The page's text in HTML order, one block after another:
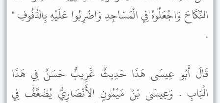
النِّكَاحَ وَاجْعَلُوهُ فِي الْمَسَاجِدِ وَاضْرِبُوا عَلَيْهِ بِالدُّفُوفِ "
.
قَالَ أَبُو عِيسَى هَذَا حَدِيثٌ غَرِيبٌ حَسَنٌ فِي هَذَا
الْبَابِ . وَعِيسَى بْنُ مَيْمُونٍ الأَنْصَارِيُّ يُضَعَّفُ فِي